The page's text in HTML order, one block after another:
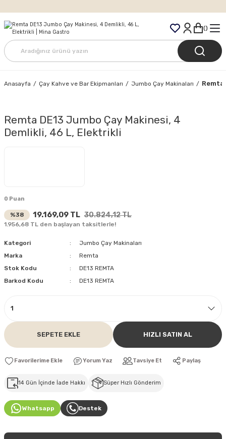
Tüm Siparişlerde Ücretsiz Kargo
Anasayfa Çay Kahve ve Bar Ekipmanları Jumbo Çay Makinaları Remta
Remta DE13 Jumbo Çay Makinesi, 4
Demlikli, 46 L, Elektrikli
0 Puan
%38 19.169,09 TL 30.824,12 TL
1.956,68 TL den başlayan taksitlerle!
Kategori
Jumbo Çay Makinaları
Marka
Remta
Stok Kodu
DE13 REMTA
Barkod Kodu
DE13 REMTA
SEPETE EKLE HIZLI SATIN AL
Yorum Yaz Tavsiye Et Paylaş
14 Gün İçinde İade Hakkı Süper Hızlı Gönderim
Whatsapp Destek